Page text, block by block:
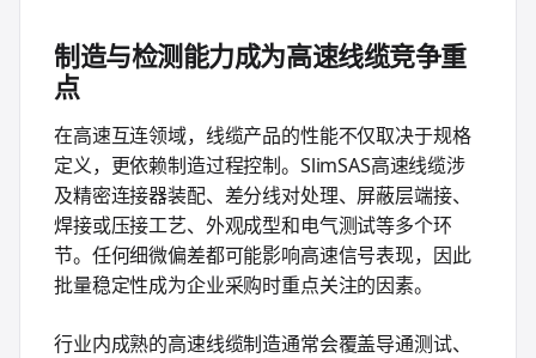
制造与检测能力成为高速线缆竞争重
点
在高速互连领域，线缆产品的性能不仅取决于规格
定义，更依赖制造过程控制。SlimSAS高速线缆涉
及精密连接器装配、差分线对处理、屏蔽层端接、
焊接或压接工艺、外观成型和电气测试等多个环
节。任何细微偏差都可能影响高速信号表现，因此
批量稳定性成为企业采购时重点关注的因素。
行业内成熟的高速线缆制造通常会覆盖导通测试、